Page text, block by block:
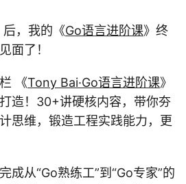
后，我的《Go语言进阶课》终
面了！
《Tony Bai·Go语言进阶课》
造！30+讲硬核内容，带你夯
思维，锻造工程实践能力，更
成从“Go熟练工”到“Go专家”的